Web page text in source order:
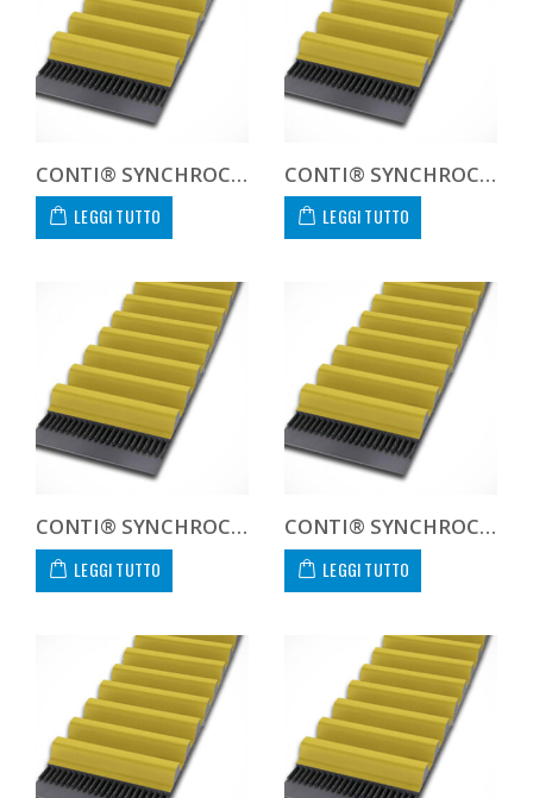
CONTI® SYNCHROCHAIN CARBON CTD 14M 1568 68 C
LEGGI TUTTO
CONTI® SYNCHROCHAIN CARBON CTD 14M 1568 90 C
LEGGI TUTTO
CONTI® SYNCHROCHAIN CARBON CTD 14M 1568 125 C
LEGGI TUTTO
CONTI® SYNCHROCHAIN CARBON CTD 14M 1568 450 C CUSTOM
LEGGI TUTTO